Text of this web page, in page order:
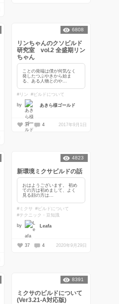
リンちゃんのクソビルド
研究室 vol.2 全盛期リン
ちゃん
ことの発端は僕が何気なく
発したつぶやきから始ま
る、ある人物とのや...
#リン #ビルドについて
by あきら様ゴールド
6808
37 4 2017年9月1日
新環境ミクサビルドの話
おはようございます。 初め
ての方は初めまして、よく
見る顔の方は...
#ミクサ #ビルドについて
#テクニック・豆知識
by Leafa
4823
37 4 2020年9月29日
ミクサのビルドについて
(Ver3.21-A対応版)
8391